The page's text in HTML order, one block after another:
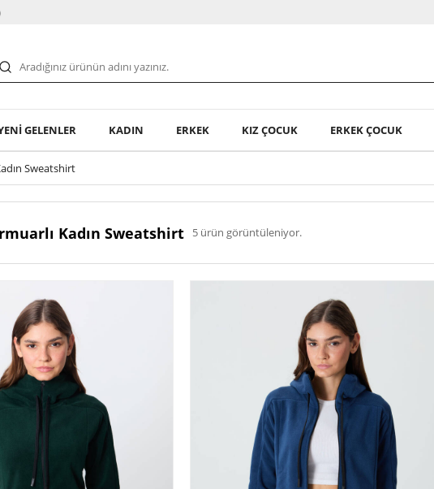
GELENLER KADIN ERKEK KIZ ÇOCUK ERKEK ÇOCUK
Sweatshirt
Kadın Sweatshirt 5 ürün görüntüleniyor.